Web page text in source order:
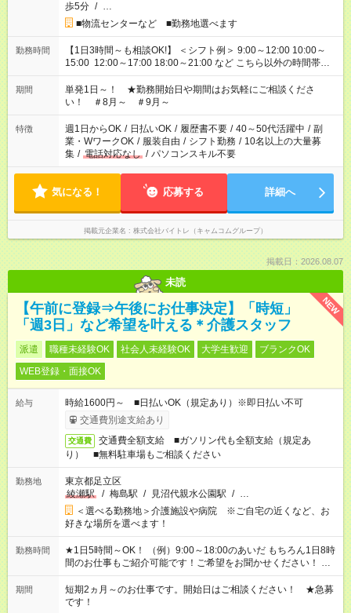
歩5分 / …
■物流センターなど ■勤務地選べます
勤務時間
【1日3時間～も相談OK!】 ＜シフト例＞ 9:00～12:00 10:00～
15:00 12:00～17:00 18:00～21:00 など こちら以外の時間帯も
お気軽にご相談ください！
期間
単発1日～！ ★勤務開始日や期間はお気軽にご相談くださ
い！ ＃8月～ ＃9月～
特徴 週1日からOK / 日払いOK / 履歴書不要 / 40～50代活躍中 / 副
業・WワークOK / 服装自由 / シフト勤務 / 10名以上の大量募
集 / 電話対応なし / パソコンスキル不要
気になる！ 応募する 詳細へ
掲載元企業名 株式会社バイトレ（キャムコムグループ）
掲載日：2026.08.07
未読
NEW
【午前に登録⇒午後にお仕事決定】「時短」
「週3日」など希望を叶える＊介護スタッフ
派遣 職種未経験OK 社会人未経験OK 大学生歓迎
ブランクOK
WEB登録・面接OK
給与
時給1600円～ ■日払いOK（規定あり）※即日払い不可
交通費別途支給あり
交通費
交通費全額支給 ■ガソリン代も全額支給（規定あ
り） ■無料駐車場もご相談ください
勤務地
東京都足立区
綾瀬駅
/ 梅島駅 / 見沼代親水公園駅 / …
＜選べる勤務地＞介護施設や病院 ※ご自宅の近くなど、お
好きな場所を選べます！
勤務時間
★1日5時間～OK！ （例）9:00～18:00のあいだ もちろん1日8時
間のお仕事もご紹介可能です！ご希望をお聞かせください！ ※
週最低15時間以上の勤務が必要です
期間
短期2ヵ月～のお仕事です。開始日はご相談ください！ ★急募
です！